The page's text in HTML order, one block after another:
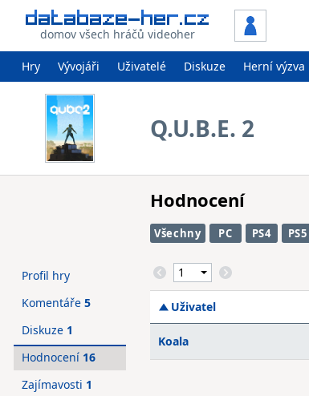
domov všech hráčů videoher
Hry Vývojáři Uživatelé Diskuze Herní výzva
Q.U.B.E. 2
Hodnocení
Všechny PC PS4 PS5
Uživatel
Koala
Profil hry
Komentáře 5
Diskuze 1
Hodnocení 16
Zajímavosti 1